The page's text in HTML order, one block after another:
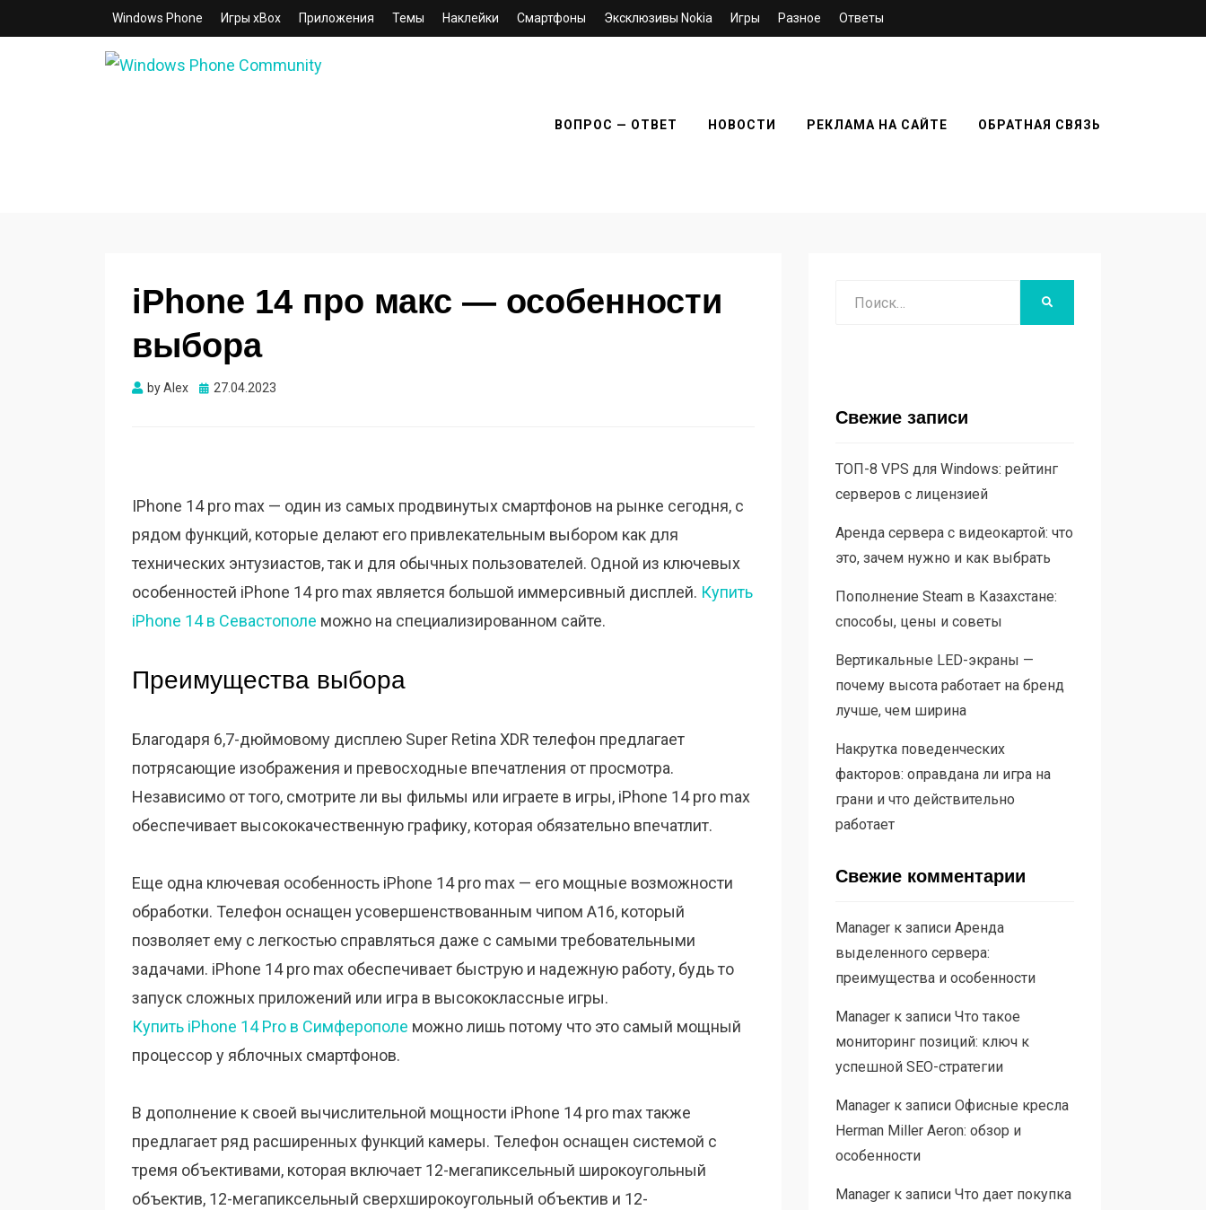
Windows Phone Игры xBox Приложения Темы Наклейки Смартфоны Эксклюзивы Nokia Игры Разное Ответы
ВОПРОС — ОТВЕТ НОВОСТИ РЕКЛАМА НА САЙТЕ ОБРАТНАЯ СВЯЗЬ
iPhone 14 про макс — особенности
выбора
byAlex Опубликовано
27.04.2023
IPhone 14 pro max — один из самых продвинутых смартфонов на рынке сегодня, с
рядом функций, которые делают его привлекательным выбором как для
технических энтузиастов, так и для обычных пользователей. Одной из ключевых
особенностей iPhone 14 pro max является большой иммерсивный дисплей. Купить
iPhone 14 в Севастополе можно на специализированном сайте.
Преимущества выбора
Благодаря 6,7-дюймовому дисплею Super Retina XDR телефон предлагает
потрясающие изображения и превосходные впечатления от просмотра.
Независимо от того, смотрите ли вы фильмы или играете в игры, iPhone 14 pro max
обеспечивает высококачественную графику, которая обязательно впечатлит.
Еще одна ключевая особенность iPhone 14 pro max — его мощные возможности
обработки. Телефон оснащен усовершенствованным чипом A16, который
позволяет ему с легкостью справляться даже с самыми требовательными
задачами. iPhone 14 pro max обеспечивает быструю и надежную работу, будь то
запуск сложных приложений или игра в высококлассные игры.
Купить iPhone 14 Pro в Симферополе можно лишь потому что это самый мощный
процессор у яблочных смартфонов.
В дополнение к своей вычислительной мощности iPhone 14 pro max также
предлагает ряд расширенных функций камеры. Телефон оснащен системой с
тремя объективами, которая включает 12-мегапиксельный широкоугольный
объектив, 12-мегапиксельный сверхширокоугольный объектив и 12-
Свежие записи
ТОП-8 VPS для Windows: рейтинг
серверов с лицензией
Аренда сервера с видеокартой: что
это, зачем нужно и как выбрать
Пополнение Steam в Казахстане:
способы, цены и советы
Вертикальные LED-экраны —
почему высота работает на бренд
лучше, чем ширина
Накрутка поведенческих
факторов: оправдана ли игра на
грани и что действительно
работает
Свежие комментарии
Managerк записи Аренда
выделенного сервера:
преимущества и особенности
Managerк записи Что такое
мониторинг позиций: ключ к
успешной SEO-стратегии
Managerк записи Офисные кресла
Herman Miller Aeron: обзор и
особенности
Managerк записи Что дает покупка